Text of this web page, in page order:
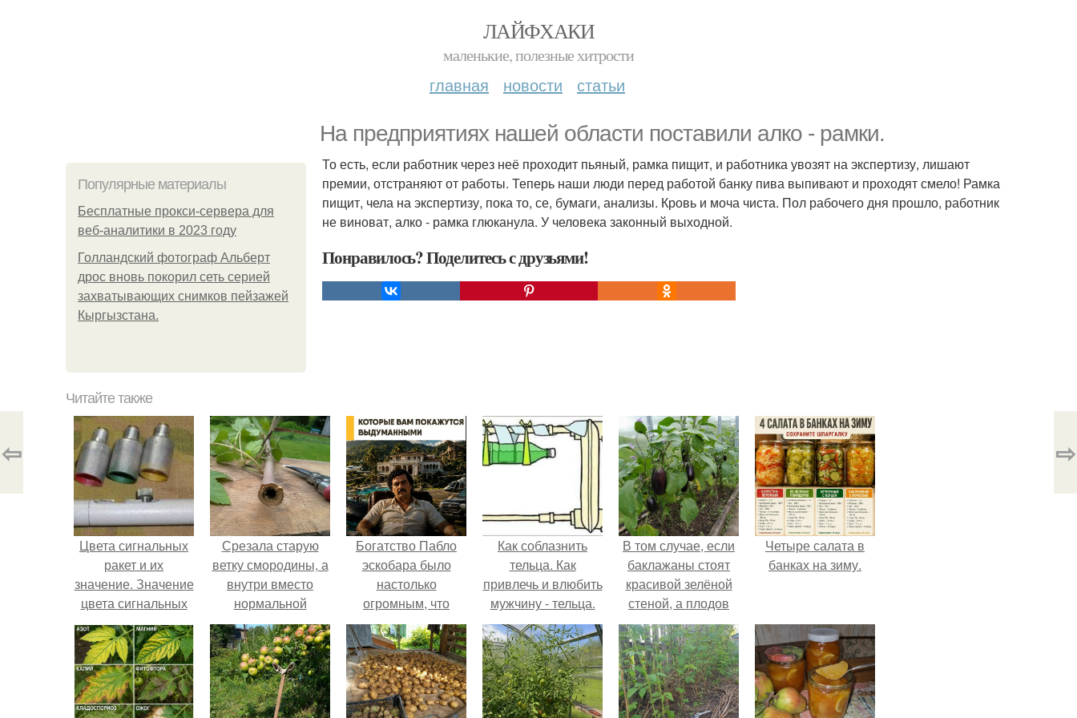
ЛАЙФХАКИ
маленькие, полезные хитрости
главная новости статьи
На предприятиях нашей области поставили алко - рамки.
Популярные материалы
Бесплатные прокси-сервера для
веб-аналитики в 2023 году
Голландский фотограф Альберт
дрос вновь покорил сеть серией
захватывающих снимков пейзажей
Кыргызстана.
То есть, если работник через неё проходит пьяный, рамка пищит, и работника увозят на экспертизу, лишают
премии, отстраняют от работы. Теперь наши люди перед работой банку пива выпивают и проходят смело! Рамка
пищит, чела на экспертизу, пока то, се, бумаги, анализы. Кровь и моча чиста. Пол рабочего дня прошло, работник
не виноват, алко - рамка глюканула. У человека законный выходной.
Понравилось? Поделитесь с друзьями!
⇦ ⇨
Читайте также
Цвета сигнальных
ракет и их
значение. Значение
цвета сигнальных
патронов и ракет,
вдруг кому
пригодится.
Срезала старую
ветку смородины, а
внутри вместо
нормальной
светлой
сердцевины
оказалась чёрная
пустота.
Богатство Пабло
эскобара было
настолько
огромным, что
многие истории о
нём звучат как
вымысел.
Как соблазнить
тельца. Как
привлечь и влюбить
мужчину - тельца.
В том случае, если
баклажаны стоят
красивой зелёной
стеной, а плодов
почти не видно -
радоваться тут
нечему.
Четыре салата в
банках на зиму.